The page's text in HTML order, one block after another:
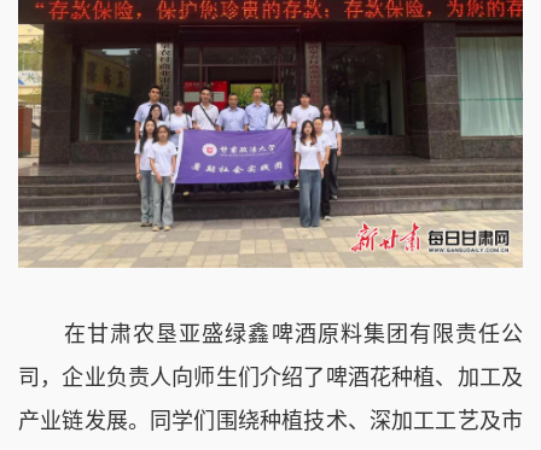
在甘肃农垦亚盛绿鑫啤酒原料集团有限责任公
司，企业负责人向师生们介绍了啤酒花种植、加工及
产业链发展。同学们围绕种植技术、深加工工艺及市